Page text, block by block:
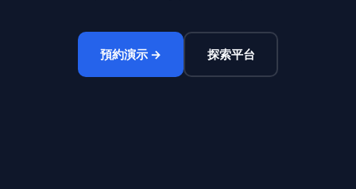
預約演示 → 探索平台